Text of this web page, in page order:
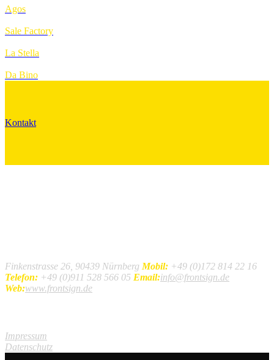
Agos
Sale Factory
La Stella
Da Bino
Kontakt
Finkenstrasse 26, 90439 Nürnberg Mobil: +49 (0)172 814 22 16
Telefon: +49 (0)911 528 566 05 Email:info@frontsign.de
Web:www.frontsign.de
Impressum
Datenschutz